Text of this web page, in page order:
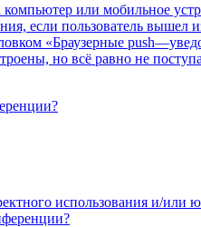
или мобильное
если пользователь вышел
«Браузерные
но всё равно не
использования и/или